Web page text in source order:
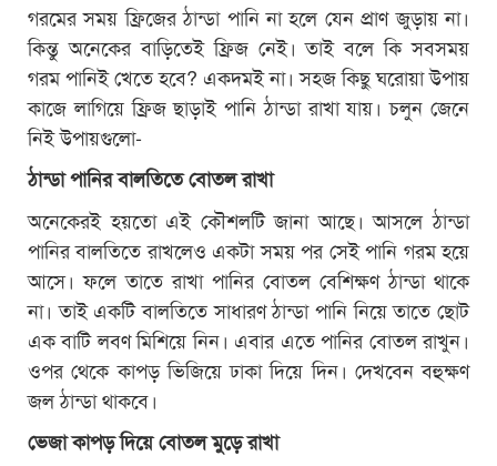
গরমের সময় ফ্রিজের ঠান্ডা পানি না হলে যেন প্রাণ জুড়ায় না।
কিন্তু অনেকের বাড়িতেই ফ্রিজ নেই। তাই বলে কি সবসময়
গরম পানিই খেতে হবে? একদমই না। সহজ কিছু ঘরোয়া উপায়
কাজে লাগিয়ে ফ্রিজ ছাড়াই পানি ঠান্ডা রাখা যায়। চলুন জেনে
নিই উপায়গুলো-
ঠান্ডা পানির বালতিতে বোতল রাখা
অনেকেরই হয়তো এই কৌশলটি জানা আছে। আসলে ঠান্ডা
পানির বালতিতে রাখলেও একটা সময় পর সেই পানি গরম হয়ে
আসে। ফলে তাতে রাখা পানির বোতল বেশিক্ষণ ঠান্ডা থাকে
না। তাই একটি বালতিতে সাধারণ ঠান্ডা পানি নিয়ে তাতে ছোট
এক বাটি লবণ মিশিয়ে নিন। এবার এতে পানির বোতল রাখুন।
ওপর থেকে কাপড় ভিজিয়ে ঢাকা দিয়ে দিন। দেখবেন বহুক্ষণ
জল ঠান্ডা থাকবে।
ভেজা কাপড় দিয়ে বোতল মুড়ে রাখা